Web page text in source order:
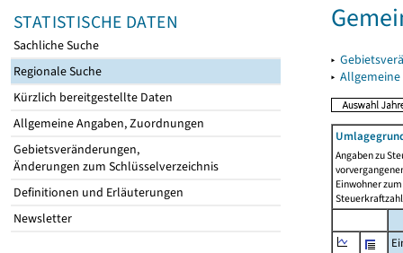
STATISTISCHE DATEN
Sachliche Suche
Regionale Suche
Kürzlich bereitgestellte Daten
Allgemeine Angaben, Zuordnungen
Gebietsveränderungen,
Änderungen zum Schlüsselverzeichnis
Definitionen und Erläuterungen
Newsletter
▸
▸
Angaben zu
Einwohner